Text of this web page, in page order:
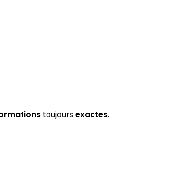
toujoursexactes.